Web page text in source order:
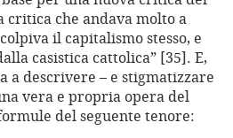
critica che andava molto a
il capitalismo stesso, e
casistica cattolica” [35]. E,
a descrivere – e stigmatizzare
vera e propria opera del
del seguente tenore: